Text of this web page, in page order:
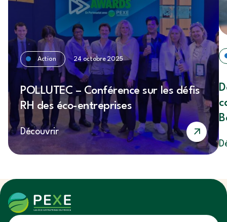
Action 24 octobre 2025
POLLUTEC – Conférence sur les défis
RH des éco-entreprises
Découvrir